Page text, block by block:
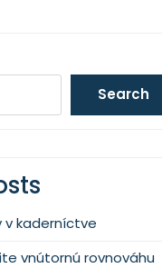
Search
v kaderníctve
vnútornú rovnováhu